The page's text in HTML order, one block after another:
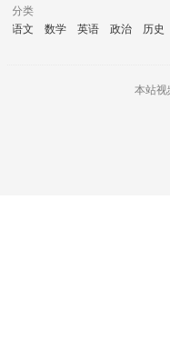
中职-廖幸瑶老师
分类
语文
数学 英语 政治 历史
本站视